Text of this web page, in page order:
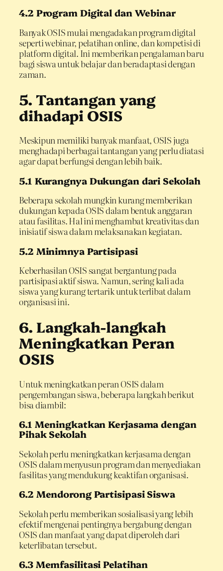
4.2 Program Digital dan Webinar
Banyak OSIS mulai mengadakan program digital
seperti webinar, pelatihan online, dan kompetisi di
platform digital. Ini memberikan pengalaman baru
bagi siswa untuk belajar dan beradaptasi dengan
zaman.
5. Tantangan yang
dihadapi OSIS
Meskipun memiliki banyak manfaat, OSIS juga
menghadapi berbagai tantangan yang perlu diatasi
agar dapat berfungsi dengan lebih baik.
5.1 Kurangnya Dukungan dari Sekolah
Beberapa sekolah mungkin kurang memberikan
dukungan kepada OSIS dalam bentuk anggaran
atau fasilitas. Hal ini menghambat kreativitas dan
inisiatif siswa dalam melaksanakan kegiatan.
5.2 Minimnya Partisipasi
Keberhasilan OSIS sangat bergantung pada
partisipasi aktif siswa. Namun, sering kali ada
siswa yang kurang tertarik untuk terlibat dalam
organisasi ini.
6. Langkah-langkah
Meningkatkan Peran
OSIS
Untuk meningkatkan peran OSIS dalam
pengembangan siswa, beberapa langkah berikut
bisa diambil:
6.1 Meningkatkan Kerjasama dengan
Pihak Sekolah
Sekolah perlu meningkatkan kerjasama dengan
OSIS dalam menyusun program dan menyediakan
fasilitas yang mendukung keaktifan organisasi.
6.2 Mendorong Partisipasi Siswa
Sekolah perlu memberikan sosialisasi yang lebih
efektif mengenai pentingnya bergabung dengan
OSIS dan manfaat yang dapat diperoleh dari
keterlibatan tersebut.
6.3 Memfasilitasi Pelatihan